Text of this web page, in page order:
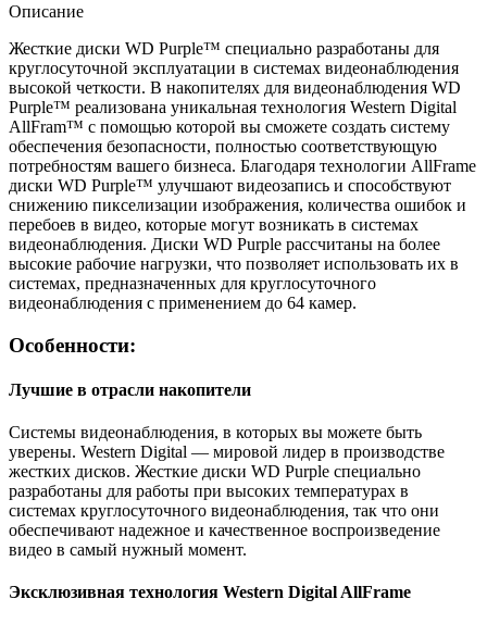
Описание
Жесткие диски WD Purple™ специально разработаны для
круглосуточной эксплуатации в системах видеонаблюдения
высокой четкости. В накопителях для видеонаблюдения WD
Purple™ реализована уникальная технология Western Digital
AllFram™ с помощью которой вы сможете создать систему
обеспечения безопасности, полностью соответствующую
потребностям вашего бизнеса. Благодаря технологии AllFrame
диски WD Purple™ улучшают видеозапись и способствуют
снижению пикселизации изображения, количества ошибок и
перебоев в видео, которые могут возникать в системах
видеонаблюдения. Диски WD Purple рассчитаны на более
высокие рабочие нагрузки, что позволяет использовать их в
системах, предназначенных для круглосуточного
видеонаблюдения с применением до 64 камер.
Особенности:
Лучшие в отрасли накопители
Системы видеонаблюдения, в которых вы можете быть
уверены. Western Digital — мировой лидер в производстве
жестких дисков. Жесткие диски WD Purple специально
разработаны для работы при высоких температурах в
системах круглосуточного видеонаблюдения, так что они
обеспечивают надежное и качественное воспроизведение
видео в самый нужный момент.
Эксклюзивная технология Western Digital AllFrame